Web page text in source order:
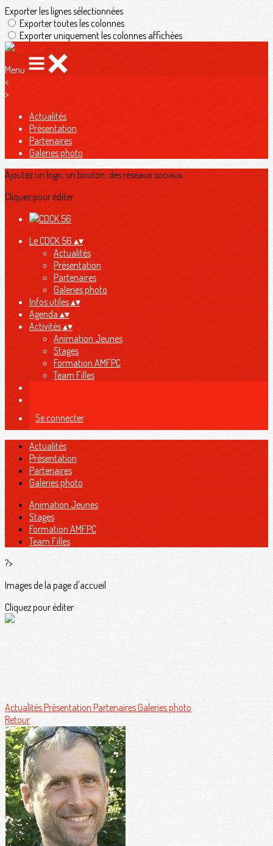
Exporter les lignes sélectionnées
Exporter toutes les colonnes
Exporter uniquement les colonnes affichées
Menu
<
>
Actualités
Présentation
Partenaires
Galeries photo
Ajoutez un logo, un bouton, des réseaux sociaux
Cliquez pour éditer
Le CDCK 56 ▴▾
Actualités
Présentation
Partenaires
Galeries photo
Infos utiles▴▾
Agenda ▴▾
Activités▴▾
Animation Jeunes
Stages
Formation AMFPC
Team Filles
Se connecter
Actualités
Présentation
Partenaires
Galeries photo
Animation Jeunes
Stages
Formation AMFPC
Team Filles
?>
Images de la page d'accueil
Cliquez pour éditer
ActualitésPrésentation PartenairesGaleries photo
Retour